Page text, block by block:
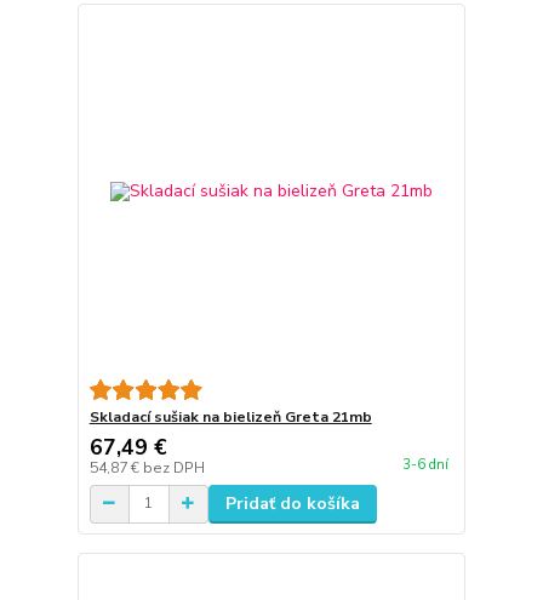
Skladací sušiak na bielizeň Greta 21mb
67,49 €
54,87 € bez DPH 3-6 dní
Pridať do košíka